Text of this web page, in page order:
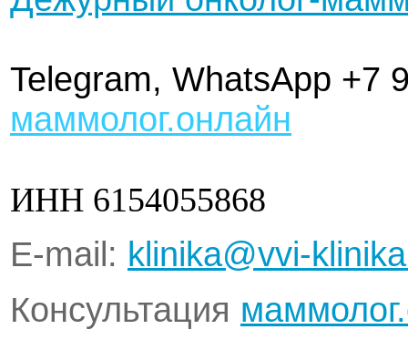
Telegram, WhatsApp +7
маммолог.онлайн
ИНН 6154055868
Е-mail: klinika@vvi-
Консультация